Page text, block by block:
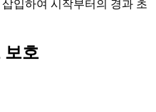
입하여 시작부터의 경과 초
보호